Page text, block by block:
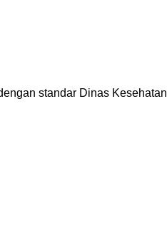
standar Dinas Kesehatan